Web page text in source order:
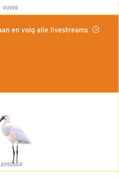
VIJVER
en volg alle livestreams